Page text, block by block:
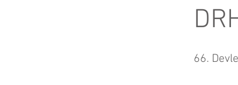
66.